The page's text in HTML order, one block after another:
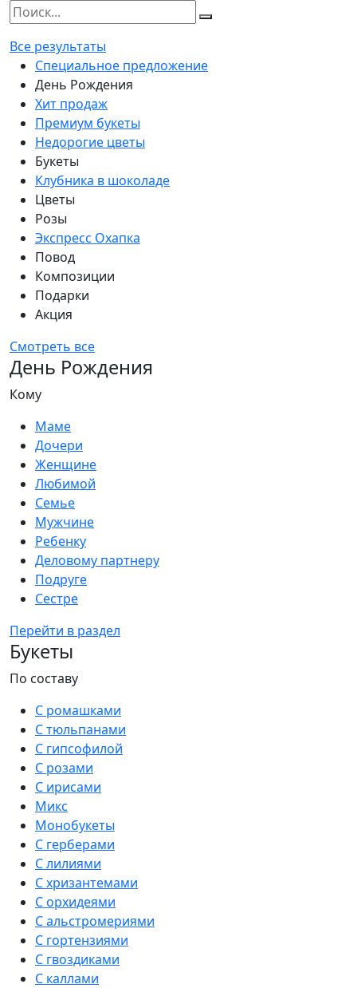
Все результаты
Специальное предложение
День Рождения
Хит продаж
Премиум букеты
Недорогие цветы
Букеты
Клубника в шоколаде
Цветы
Розы
Экспресс Охапка
Повод
Композиции
Подарки
Акция
Смотреть все
День Рождения
Кому
Маме
Дочери
Женщине
Любимой
Семье
Мужчине
Ребенку
Деловому партнеру
Подруге
Сестре
Перейти в раздел
Букеты
По составу
С ромашками
С тюльпанами
С гипсофилой
С розами
С ирисами
Микс
Монобукеты
С герберами
С лилиями
С хризантемами
С орхидеями
С альстромериями
С гортензиями
С гвоздиками
С каллами